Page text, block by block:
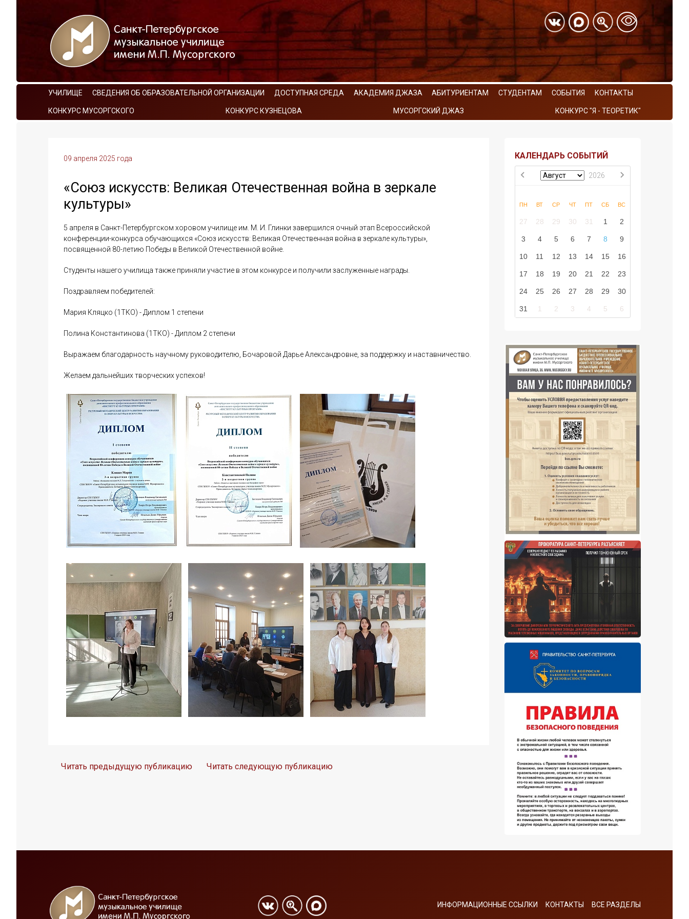
УЧИЛИЩЕ СВЕДЕНИЯ ОБ ОБРАЗОВАТЕЛЬНОЙ ОРГАНИЗАЦИИ ДОСТУПНАЯ СРЕДА АКАДЕМИЯ ДЖАЗА АБИТУРИЕНТАМ СТУДЕНТАМ СОБЫТИЯ КОНТАКТЫ
КОНКУРС МУСОРГСКОГО КОНКУРС КУЗНЕЦОВА МУСОРГСКИЙ ДЖАЗ КОНКУРС "Я - ТЕОРЕТИК"
09 апреля 2025 года
«Союз искусств: Великая Отечественная война в зеркале
культуры»
5 апреля в Санкт-Петербургском хоровом училище им. М. И. Глинки завершился очный этап Всероссийской
конференции-конкурса обучающихся «Союз искусств: Великая Отечественная война в зеркале культуры»,
посвященной 80-летию Победы в Великой Отечественной войне.
Студенты нашего училища также приняли участие в этом конкурсе и получили заслуженные награды.
Поздравляем победителей:
Мария Кляцко (1ТКО) - Диплом 1 степени
Полина Константинова (1ТКО) - Диплом 2 степени
Выражаем благодарность научному руководителю, Бочаровой Дарье Александровне, за поддержку и наставничество.
Желаем дальнейших творческих успехов!
Читать предыдущую публикацию Читать следующую публикацию
КАЛЕНДАРЬ СОБЫТИЙ
2026
ПН ВТ СР ЧТ ПТ СБ ВС
27 28 29 30 31 1 2
3 4 5 6 7 8 9
10 11 12 13 14 15 16
17 18 19 20 21 22 23
24 25 26 27 28 29 30
31 1 2 3 4 5 6
ИНФОРМАЦИОННЫЕ ССЫЛКИ КОНТАКТЫ ВСЕ РАЗДЕЛЫ